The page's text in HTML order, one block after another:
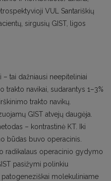
VUL Santariškių
sirgusių GIST, ligos
tai dažniausi neepiteliniai
navikai, sudarantys 1–3%
trakto navikų.
GIST atvejų daugėja.
– kontrastinė KT. Iki
būdas buvo operacinis.
radikalaus operacinio gydymo
pasižymi polinkiu
molekuliniame